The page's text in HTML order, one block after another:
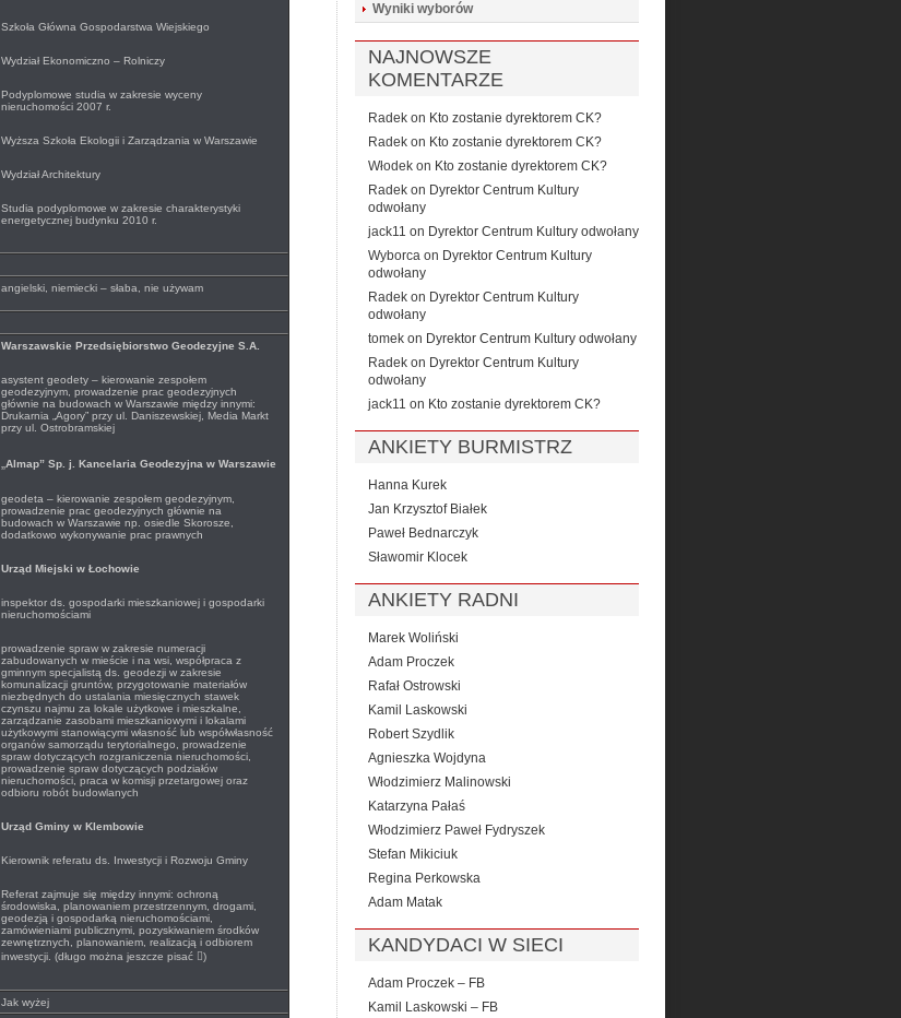
Szkoła Główna Gospodarstwa Wiejskiego
Wydział Ekonomiczno – Rolniczy
Podyplomowe studia w zakresie wyceny
nieruchomości 2007 r.
Wyższa Szkoła Ekologii i Zarządzania w Warszawie
Wydział Architektury
Studia podyplomowe w zakresie charakterystyki
energetycznej budynku 2010 r.
angielski, niemiecki – słaba, nie używam
Warszawskie Przedsiębiorstwo Geodezyjne S.A.
asystent geodety – kierowanie zespołem
geodezyjnym, prowadzenie prac geodezyjnych
głównie na budowach w Warszawie między innymi:
Drukarnia „Agory” przy ul. Daniszewskiej, Media Markt
przy ul. Ostrobramskiej
„Almap” Sp. j. Kancelaria Geodezyjna w Warszawie
geodeta – kierowanie zespołem geodezyjnym,
prowadzenie prac geodezyjnych głównie na
budowach w Warszawie np. osiedle Skorosze,
dodatkowo wykonywanie prac prawnych
Urząd Miejski w Łochowie
inspektor ds. gospodarki mieszkaniowej i gospodarki
nieruchomościami
prowadzenie spraw w zakresie numeracji
zabudowanych w mieście i na wsi, współpraca z
gminnym specjalistą ds. geodezji w zakresie
komunalizacji gruntów, przygotowanie materiałów
niezbędnych do ustalania miesięcznych stawek
czynszu najmu za lokale użytkowe i mieszkalne,
zarządzanie zasobami mieszkaniowymi i lokalami
użytkowymi stanowiącymi własność lub współwłasność
organów samorządu terytorialnego, prowadzenie
spraw dotyczących rozgraniczenia nieruchomości,
prowadzenie spraw dotyczących podziałów
nieruchomości, praca w komisji przetargowej oraz
odbioru robót budowlanych
Urząd Gminy w Klembowie
Kierownik referatu ds. Inwestycji i Rozwoju Gminy
Referat zajmuje się między innymi: ochroną
środowiska, planowaniem przestrzennym, drogami,
geodezją i gospodarką nieruchomościami,
zamówieniami publicznymi, pozyskiwaniem środków
zewnętrznych, planowaniem, realizacją i odbiorem
inwestycji. (długo można jeszcze pisać )
Jak wyżej
Wyniki wyborów
NAJNOWSZE
KOMENTARZE
Radek on Kto zostanie dyrektorem CK?
Radek on Kto zostanie dyrektorem CK?
Włodek on Kto zostanie dyrektorem CK?
Radek on Dyrektor Centrum Kultury
odwołany
jack11 on Dyrektor Centrum Kultury odwołany
Wyborca on Dyrektor Centrum Kultury
odwołany
Radek on Dyrektor Centrum Kultury
odwołany
tomek on Dyrektor Centrum Kultury odwołany
Radek on Dyrektor Centrum Kultury
odwołany
jack11 on Kto zostanie dyrektorem CK?
ANKIETY BURMISTRZ
Hanna Kurek
Jan Krzysztof Białek
Paweł Bednarczyk
Sławomir Klocek
ANKIETY RADNI
Marek Woliński
Adam Proczek
Rafał Ostrowski
Kamil Laskowski
Robert Szydlik
Agnieszka Wojdyna
Włodzimierz Malinowski
Katarzyna Pałaś
Włodzimierz Paweł Fydryszek
Stefan Mikiciuk
Regina Perkowska
Adam Matak
KANDYDACI W SIECI
Adam Proczek – FB
Kamil Laskowski – FB